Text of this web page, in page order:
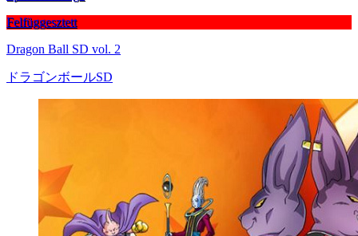
Felfüggesztett
Dragon Ball SD vol. 2
ドラゴンボールSD